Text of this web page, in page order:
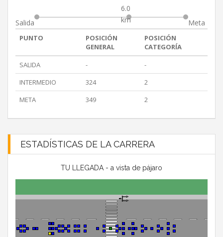
Salida
6.0
km
Meta
PUNTO
POSICIÓN
GENERAL
POSICIÓN
CATEGORÍA
SALIDA
-
-
INTERMEDIO
324
2
META
349 2
ESTADÍSTICAS DE LA CARRERA
TU LLEGADA - a vista de pájaro